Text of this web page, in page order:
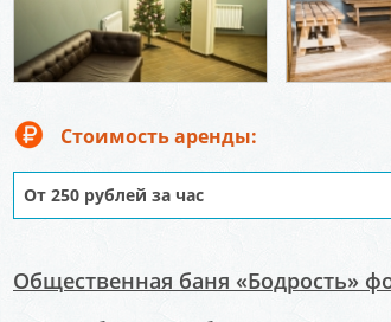
Стоимость аренды:
От 250 рублей за час
Общественная баня «Бодрость»